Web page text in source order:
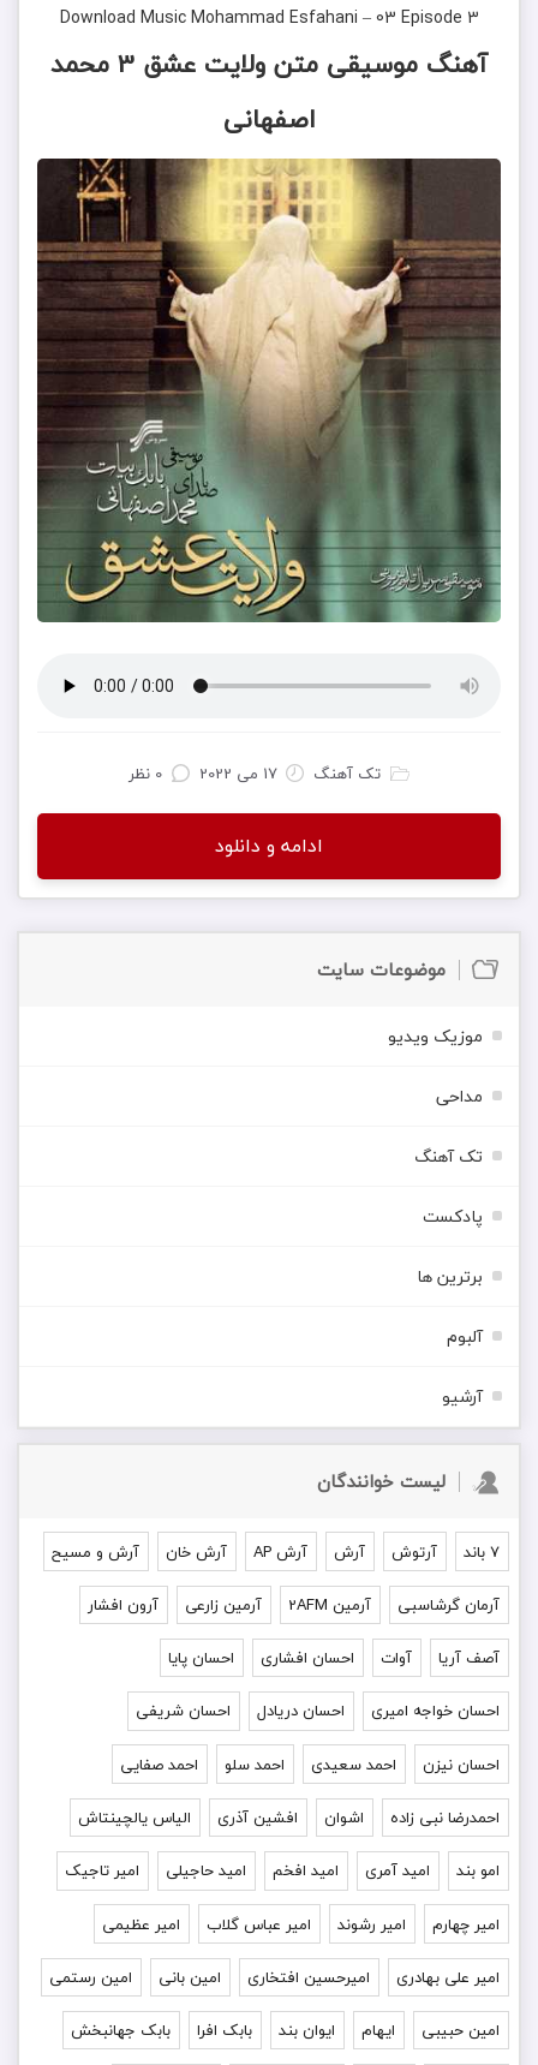
Download MusicMohammad Esfahani –03 Episode 3
آهنگ موسیقی متن ولایت عشق 3 محمد
اصفهانی
تک آهنگ 17 می 2022 0 نظر
ادامه و دانلود
موضوعات سایت
موزیک ویدیو
مداحی
تک آهنگ
پادکست
برترین ها
آلبوم
آرشیو
لیست خوانندگان
۷ باند آرتوش آرش آرش AP آرش خان آرش و مسیح
آرمان گرشاسبی آرمین 2AFM آرمین زارعی آرون افشار
آصف آریا آوات احسان افشاری احسان پایا
احسان خواجه امیری احسان دریادل احسان شریفی
احسان نیزن احمد سعیدی احمد سلو احمد صفایی
احمدرضا نبی زاده اشوان افشین آذری الیاس یالچینتاش
امو بند امید آمری امید افخم امید حاجیلی امیر تاجیک
امیر چهارم امیر رشوند امیر عباس گلاب امیر عظیمی
امیر علی بهادری امیرحسین افتخاری امین بانی امین رستمی
امین حبیبی ایهام ایوان بند بابک افرا بابک جهانبخش